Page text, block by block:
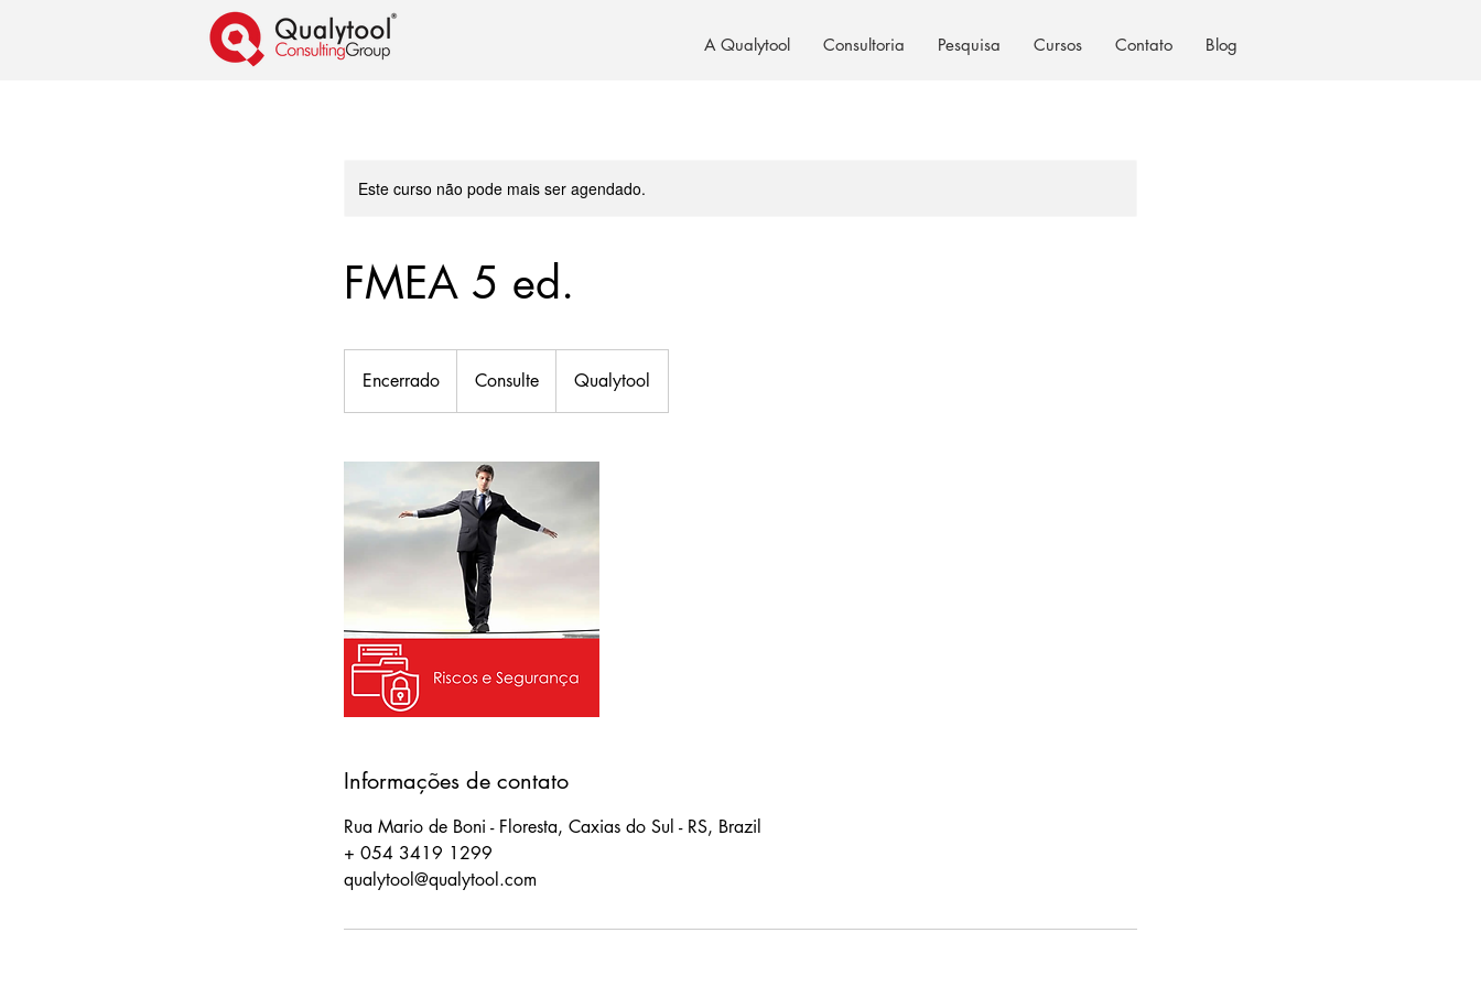
A Qualytool Consultoria Pesquisa Cursos Contato Blog
Este curso não pode mais ser agendado.
FMEA 5 ed.
Encerrado
n
e
r
Consulte Qualytool
Informações de contato
Rua Mario de Boni - Floresta, Caxias do Sul - RS, Brazil
+ 054 3419 1299
qualytool@qualytool.com